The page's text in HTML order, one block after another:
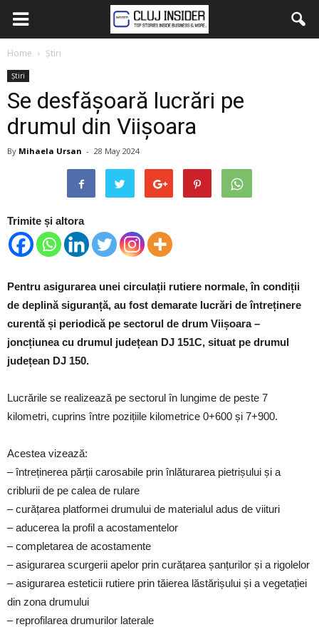
Home Știri
Știri
Se desfășoară lucrări pe
drumul din Viișoara
By Mihaela Ursan - 28 May 2024
Trimite și altora
Pentru asigurarea unei circulații rutiere normale, în condiții
de deplină siguranță, au fost demarate lucrări de întreținere
curentă și periodică pe sectorul de drum Viișoara –
joncțiunea cu drumul județean DJ 151C, situat pe drumul
județean DJ 150.
Lucrările se realizează pe sectorul în lungime de peste 7
kilometri, cuprins între pozițiile kilometrice 0+600 și 7+900.
Acestea vizează:
– întreținerea părții carosabile prin înlăturarea pietrișului și a
criblurii de pe calea de rulare
– curățarea platformei drumului de materialul adus de viituri
– aducerea la profil a acostamentelor
– completarea de acostamente
– asigurarea scurgerii apelor prin curățarea șanțurilor și a rigolelor
– asigurarea esteticii rutiere prin tăierea lăstărișului și a vegetației
din zona drumului
– reprofilarea drumurilor laterale